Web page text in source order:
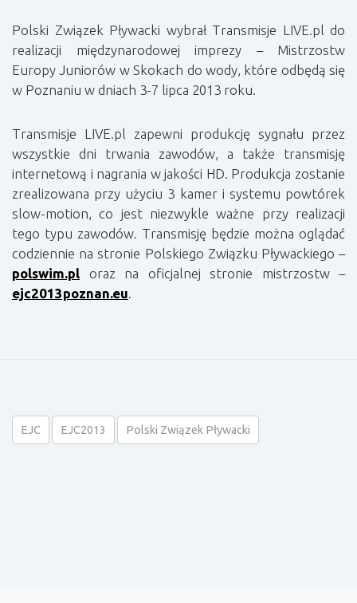
Polski Związek Pływacki wybrał Transmisje LIVE.pl do
realizacji międzynarodowej imprezy – Mistrzostw
Europy Juniorów w Skokach do wody, które odbędą się
w Poznaniu w dniach 3-7 lipca 2013 roku.
Transmisje LIVE.pl zapewni produkcję sygnału przez
wszystkie dni trwania zawodów, a także transmisję
internetową i nagrania w jakości HD. Produkcja zostanie
zrealizowana przy użyciu 3 kamer i systemu powtórek
slow-motion, co jest niezwykle ważne przy realizacji
tego typu zawodów. Transmisję będzie można oglądać
codziennie na stronie Polskiego Związku Pływackiego –
polswim.pl oraz na oficjalnej stronie mistrzostw –
ejc2013poznan.eu.
EJC EJC2013 Polski Związek Pływacki